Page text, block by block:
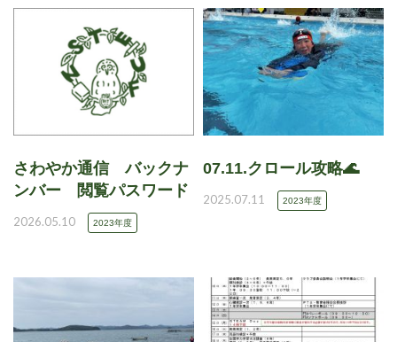
さわやか通信 バックナ
ンバー 閲覧パスワード
2026.05.10 2023年度
07.11.クロール攻略🌊
2025.07.11 2023年度